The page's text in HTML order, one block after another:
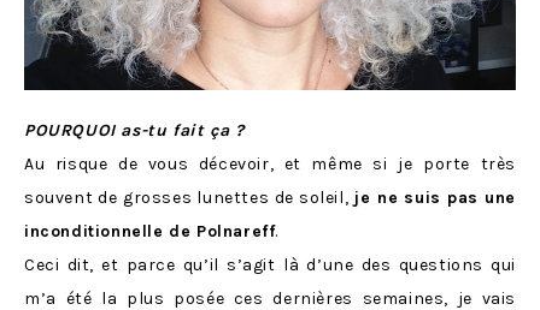
POURQUOI as-tu fait ça ?
Au risque de vous décevoir, et même si je porte très
souvent de grosses lunettes de soleil, je ne suis pas une
inconditionnelle de Polnareff.
Ceci dit, et parce qu’il s’agit là d’une des questions qui
m’a été la plus posée ces dernières semaines, je vais